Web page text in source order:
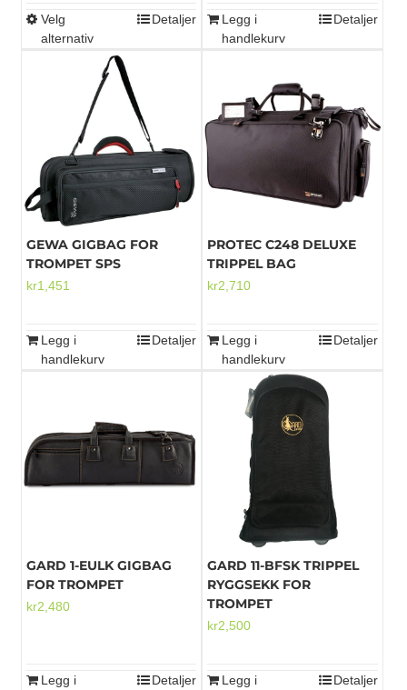
Velg
alternativ
Dette
har
flere
varianter.
Alternativene
kan
velges
Detaljer
Legg i
handlekurv
Detaljer
GEWA GIGBAG FOR
TROMPET SPS
kr1,451
Legg i
handlekurv
Detaljer
PROTEC C248 DELUXE
TRIPPEL BAG
kr2,710
Legg i
handlekurv
Detaljer
GARD 1-EULK GIGBAG
FOR TROMPET
kr2,480
Legg i
Detaljer
GARD 11-BFSK TRIPPEL
RYGGSEKK FOR
TROMPET
kr2,500
Legg i
Detaljer